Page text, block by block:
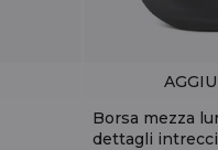
Borsa mezza
dettagli